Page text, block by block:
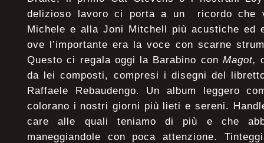
delizioso lavoro ci porta a un ricordo che
Michele e alla Joni Mitchell più acustiche ed
ove l’importante era la voce con scarne
Questo ci regala oggi la Barabino con Magot,
da lei composti, compresi i disegni del
Raffaele Rebaudengo. Un album leggero
colorano i nostri giorni più lieti e sereni.
care alle quali teniamo di più e che
maneggiandole con poca attenzione.